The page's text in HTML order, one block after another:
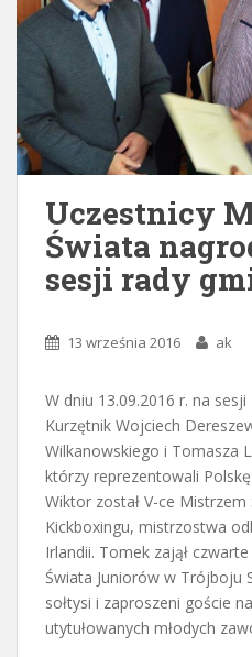
Uczestnicy
Świata
sesji rady
13 września 2016 ak
W dniu 13.09.2016 r. na
Kurzętnik Wojciech
Wilkanowskiego i Tomasza
którzy reprezentowali
Wiktor został V-ce
Kickboxingu, mistrzostwa
Irlandii. Tomek zajął
Świata Juniorów w Trójboju
sołtysi i zaproszeni goście
utytułowanych młodych